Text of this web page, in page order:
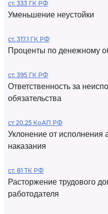
ст. 333 ГК РФ
Уменьшение неустойки
ст. 317.1 ГК РФ
Проценты по денежному
ст. 395 ГК РФ
Ответственность за
обязательства
ст 20.25 КоАП РФ
Уклонение от исполнения
наказания
ст. 81 ТК РФ
Расторжение трудового
работодателя